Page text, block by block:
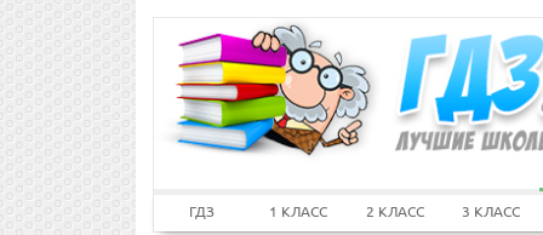
ГДЗ 1 КЛАСС 2 КЛАСС 3 КЛАСС